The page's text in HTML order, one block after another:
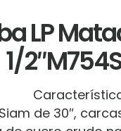
LP
1/
de 30″,